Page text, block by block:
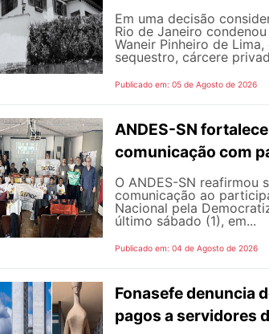
Em uma decisão
Rio de Janeiro
Waneir Pinheiro de
sequestro, cárcere
Publicado em: 05 de Agosto de 2026
ANDES-SN
comunicação com
O ANDES-SN reafirmou
comunicação ao
Nacional pela
último sábado (1), em...
Publicado em: 04 de Agosto de 2026
Fonasefe denuncia
pagos a servidores